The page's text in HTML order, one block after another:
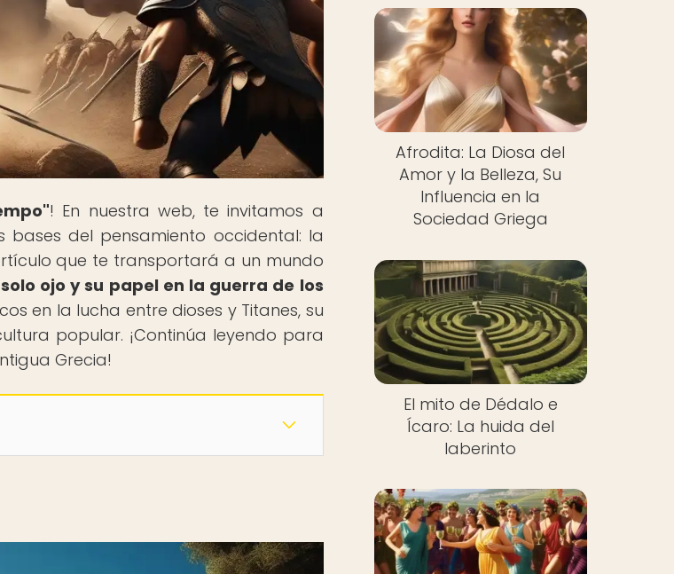
! En nuestra web, te invitamos a
bases del pensamiento occidental: la
que te transportará a un mundo
ojo y su papel en la guerra de los
en la lucha entre dioses y Titanes, su
popular. ¡Continúa leyendo para
Grecia!
Afrodita: La Diosa del
Amor y la Belleza, Su
Influencia en la
Sociedad Griega
El mito de Dédalo e
Ícaro: La huida del
laberinto